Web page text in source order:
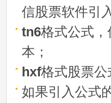
信股票软件引
tn6格式公式
本；
hxf格式股票
如果引入公式